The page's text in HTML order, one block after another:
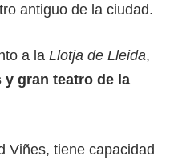
antiguo de la ciudad.
a la Llotja de Lleida,
y gran teatro de la
Viñes, tiene capacidad